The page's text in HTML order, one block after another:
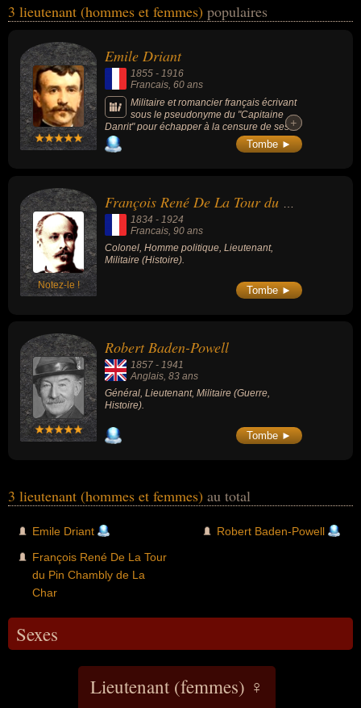
avoir des liens variés dans les domaines de l'art, de la guerre, de
avoir été artiste, écrivain, militaire, romancier, colonel, homme
politique ou général. En ce qui concerne leurs nationalités au
moment de leurs morts, ils peuvent avoir été francais ou anglais
par exemple.
3 lieutenant (hommes et femmes) populaires
Emile Driant
1855 - 1916
Francais, 60 ans
Militaire et romancier français écrivant
sous le pseudonyme du "Capitaine
Danrit" pour échapper à la censure de ses
supérieurs. Il aborde les thèmes militaires les
plus divers en écrivant près de 30 romans en
+
+
Tombe ►
Notez-le !
1834 - 1924
Francais , 90 ans
Colonel, Homme politique, Lieutenant,
Militaire (Histoire).
Tombe ►
Robert Baden-Powell
1857 - 1941
Anglais, 83 ans
Général, Lieutenant, Militaire (Guerre,
Histoire).
Tombe ►
3 lieutenant (hommes et femmes) au total
Emile Driant
François René De La Tour
du Pin Chambly de La
Char
Robert Baden-Powell
Sexes
Lieutenant (femmes) ♀